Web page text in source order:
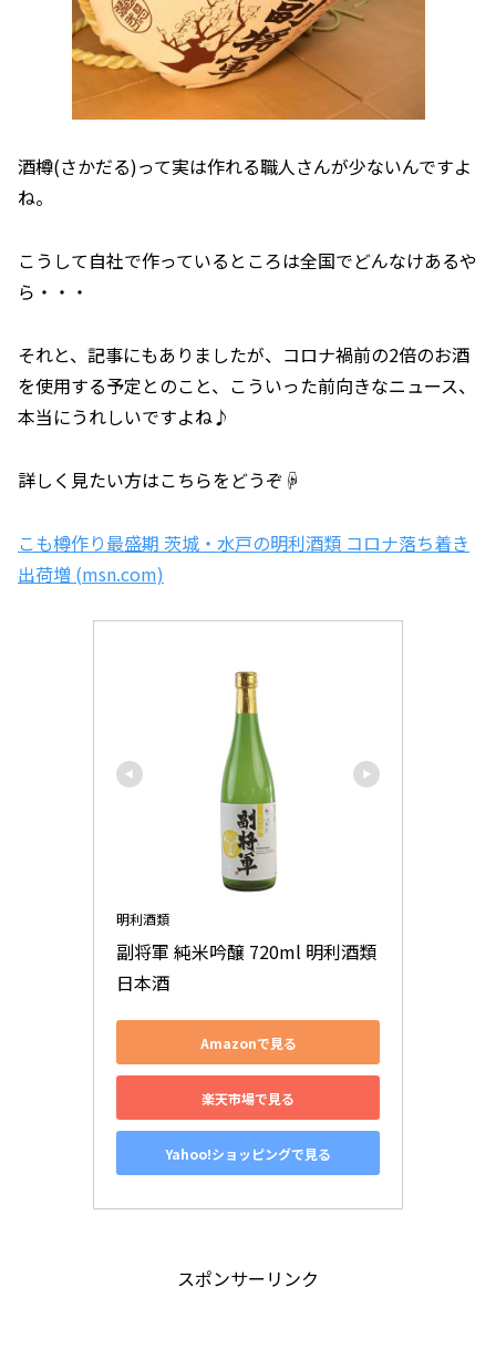
酒樽(さかだる)って実は作れる職人さんが少ないんですよ
ね。
こうして自社で作っているところは全国でどんなけあるや
ら・・・
それと、記事にもありましたが、コロナ禍前の2倍のお酒
を使用する予定とのこと、こういった前向きなニュース、
本当にうれしいですよね♪
詳しく見たい方はこちらをどうぞ☟
こも樽作り最盛期 茨城・水戸の明利酒類 コロナ落ち着き
出荷増 (msn.com)
明利酒類
副将軍 純米吟醸 720ml 明利酒類
日本酒
Amazonで見る
楽天市場で見る
Yahoo!ショッピングで見る
スポンサーリンク